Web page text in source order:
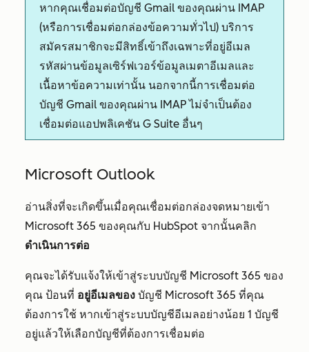
หากคุณเชื่อมต่อบัญชี Gmail ของคุณผ่าน IMAP
(หรือการเชื่อมต่อกล่องข้อความทั่วไป) บริการ
สมัครสมาชิกจะมีสิทธิ์เข้าถึงเฉพาะที่อยู่อีเมล
รหัสผ่านข้อมูลเซิร์ฟเวอร์ข้อมูลเมตาอีเมลและ
เนื้อหาข้อความเท่านั้น นอกจากนี้การเชื่อมต่อ
บัญชี Gmail ของคุณผ่าน IMAP ไม่จำเป็นต้อง
เชื่อมต่อแอปพลิเคชัน G Suite อื่นๆ
Microsoft Outlook
อ่านสิ่งที่จะเกิดขึ้นเมื่อคุณเชื่อมต่อกล่องจดหมายเข้า
Microsoft 365 ของคุณกับ HubSpot จากนั้นคลิก
ดำเนินการต่อ
คุณจะได้รับแจ้งให้เข้าสู่ระบบบัญชี Microsoft 365 ของ
คุณ ป้อนที่ อยู่อีเมลของ บัญชี Microsoft 365 ที่คุณ
ต้องการใช้ หากเข้าสู่ระบบบัญชีอีเมลอย่างน้อย 1 บัญชี
อยู่แล้วให้เลือกบัญชีที่ต้องการเชื่อมต่อ